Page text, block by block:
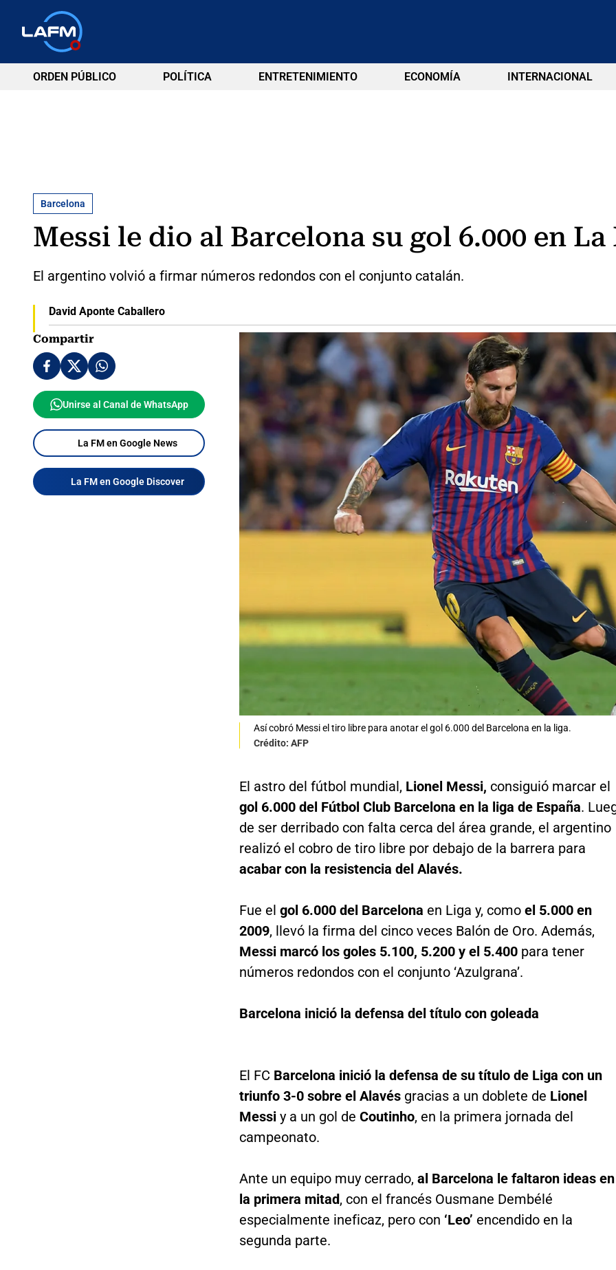
ORDEN PÚBLICO POLÍTICA ENTRETENIMIENTO ECONOMÍA INTERNACIONAL
Barcelona
Messi le dio al Barcelona su gol 6.000 en La
El argentino volvió a firmar números redondos con el conjunto catalán.
David Aponte Caballero
Compartir
Unirse al Canal de WhatsApp
La FM en Google News
La FM en Google Discover
Así cobró Messi el tiro libre para anotar el gol 6.000 del Barcelona en la liga.
Crédito: AFP
El astro del fútbol mundial, Lionel Messi, consiguió marcar el
gol 6.000 del Fútbol Club Barcelona en la liga de España.
de ser derribado con falta cerca del área grande, el argentino
realizó el cobro de tiro libre por debajo de la barrera para
acabar con la resistencia del Alavés.
Fue el gol 6.000 del Barcelona en Liga y, como el 5.000 en
2009, llevó la firma del cinco veces Balón de Oro. Además,
Messi marcó los goles 5.100, 5.200 y el 5.400 para tener
números redondos con el conjunto ‘Azulgrana’.
Barcelona inició la defensa del título con goleada
El FC Barcelona inició la defensa de su título de Liga con un
triunfo 3-0 sobre el Alavésgracias a un doblete de Lionel
Messiy a un gol de Coutinho, en la primera jornada del
campeonato.
Ante un equipo muy cerrado, al Barcelona le faltaron ideas en
la primera mitad, con el francés Ousmane Dembélé
especialmente ineficaz, pero con ‘Leo’ encendido en la
segunda parte.